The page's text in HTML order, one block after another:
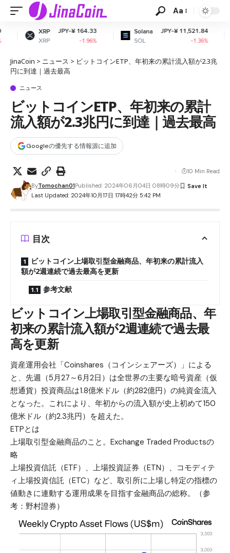
Aa
JPY-¥ 164.33
-1.96%
Solana
SOL
JPY-¥ 11,521.84
-1.36%
Dogecoin
DOGE
JinaCoin > ニュース > ビットコインETP、年初来の累計流入額が2.3兆
円に到達｜過去最高
ニュース
ビットコインETP、年初来の累計
流入額が2.3兆円に到達｜過去最高
Googleの優先する情報源に追加
Last Updated: 2024年10月17日 17時42分 5:42 PM
ByTomochan01Published: 2024年06月04日 08時09分
10 Min Read
目次
ビットコイン上場取引型金融商品、年初来の累計流入
額が2週連続で過去最高を更新
参考文献
ビットコイン上場取引型金融商品、年
初来の累計流入額が2週連続で過去最
高を更新
資産運用会社「Coinshares（コインシェアーズ）」による
と、先週（5月27～6月2日）は全世界の主要な暗号資産（仮
想通貨）投資商品は1.8億米ドル（約282億円）の純資金流入
となった。これにより、年初からの流入額が史上初めて150
億米ドル（約2.3兆円）を超えた。
ETPとは
上場取引型金融商品のこと。Exchange Traded Productsの
略
上場投資信託（ETF）、上場投資証券（ETN）、コモディテ
ィ上場投資信託（ETC）など、取引所に上場し特定の指標の
値動きに連動する運用成果を目指す金融商品の総称。（参
考： 野村證券）